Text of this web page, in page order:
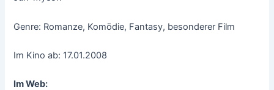
Genre: Romanze, Komödie, Fantasy, besonderer Film
Im Kino ab: 17.01.2008
Im Web: